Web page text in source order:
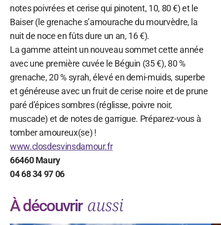
notes poivrées et cerise qui pinotent, 10, 80 €) et le
Baiser (le grenache s’amourache du mourvèdre, la
nuit de noce en fûts dure un an, 16 €).
La gamme atteint un nouveau sommet cette année
avec une première cuvée le Béguin (35 €), 80 %
grenache, 20 % syrah, élevé en demi-muids, superbe
et généreuse avec un fruit de cerise noire et de prune
paré d’épices sombres (réglisse, poivre noir,
muscade) et de notes de garrigue. Préparez-vous à
tomber amoureux(se) !
www.closdesvinsdamour.fr
66460 Maury
04 68 34 97 06
À découvrir aussi